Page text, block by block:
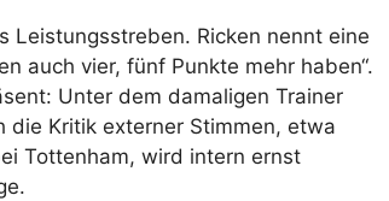
Leistungsstreben. Ricken nennt eine
auch vier, fünf Punkte mehr haben“.
Unter dem damaligen Trainer
Kritik externer Stimmen, etwa
Tottenham, wird intern ernst